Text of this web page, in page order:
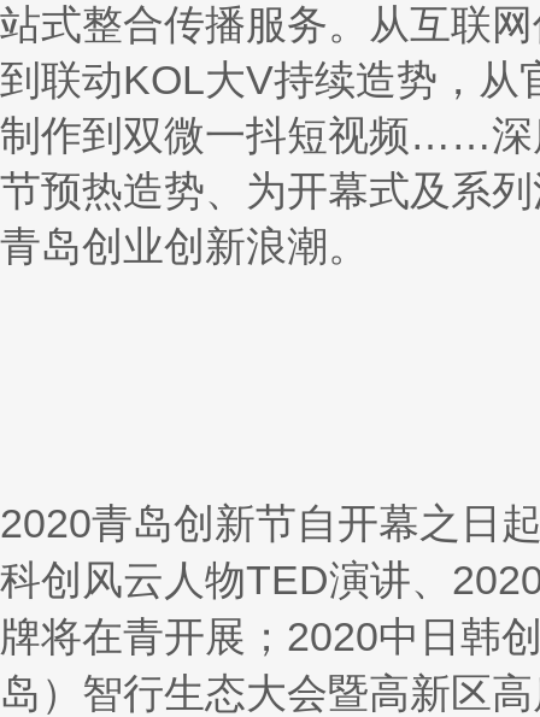
站式整合传播服务。从互联
到联动KOL大V持续造势，
制作到双微一抖短视频……深
节预热造势、为开幕式及系
青岛创业创新浪潮。
2020青岛创新节自开幕之日
科创风云人物TED演讲、
牌将在青开展；2020中日韩
岛）智行生态大会暨高新区